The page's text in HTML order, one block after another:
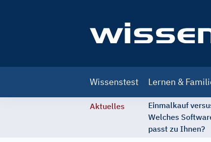
navigation
Wissenstest Lernen &
Aktuelles
Einmalkauf
Welches
passt zu Ihnen?